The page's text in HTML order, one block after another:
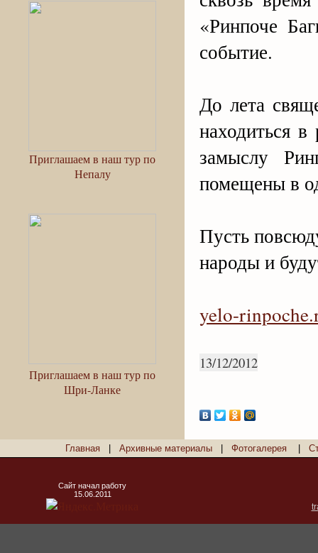
Приглашаем в наш тур по
Непалу
Приглашаем в наш тур по
Шри-Ланке
«Ринпоче
событие.
До лета
находиться
замыслу
помещены в
Пусть
народы и
yelo-
13/12/2012
Главная Архивные материалы Фотогалерея
Сайт начал работу
15.06.2011